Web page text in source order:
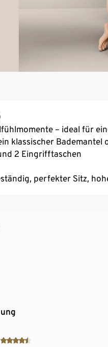
– ideal für
klassischer Bademantel
2 Eingrifftaschen
perfekter Sitz,